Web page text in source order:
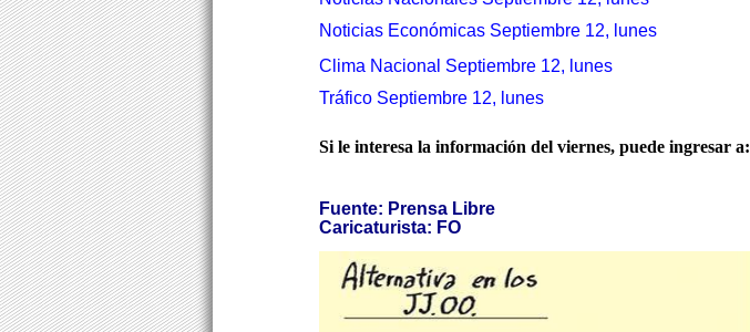
Noticias Económicas Septiembre 12, lunes
Clima Nacional Septiembre 12, lunes
Tráfico Septiembre 12, lunes
Si le interesa la información del viernes, puede ingresar a:
Fuente: Prensa Libre
Caricaturista: FO